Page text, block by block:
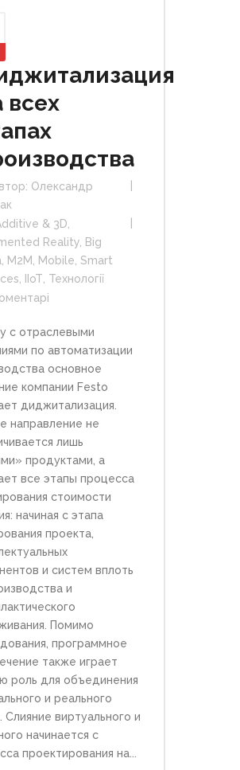
всех
Олександр
& 3D
Reality Big
M2M Mobile Smart
ІІоТ Технології
с отраслевыми
по автоматизации
основное
компании Festo
диджитализация.
направление не
лишь
продуктами, а
все этапы процесса
стоимости
начиная с этапа
проекта,
и систем вплоть
и
Помимо
программное
также играет
роль для объединения
и реального
Слияние виртуального и
начинается с
проектирования на...